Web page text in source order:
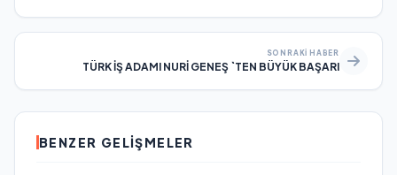
SONRAKI HABER
TÜRK İŞ ADAMI NURİ GENEŞ `TEN BÜYÜK BAŞARI
BENZER GELIŞMELER